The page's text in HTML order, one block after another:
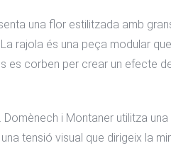
una flor estilitzada amb
rajola és una peça modular
es corben per crear un efecte
i Montaner utilitza
tensió visual que dirigeix ​​la